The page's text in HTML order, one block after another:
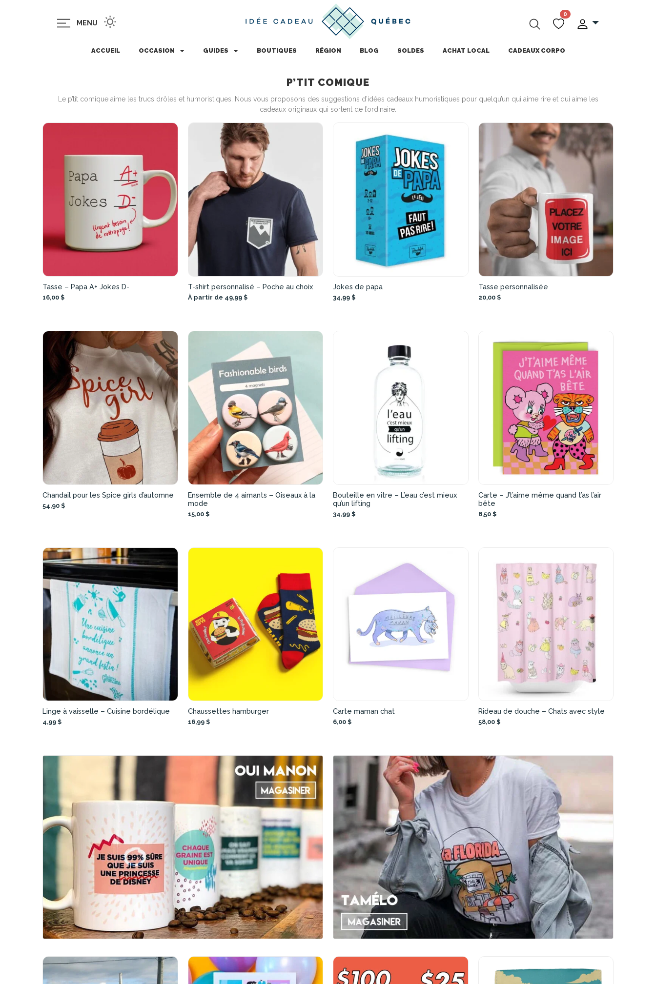
MENU
0
ACCUEIL OCCASION GUIDES BOUTIQUES RÉGION BLOG SOLDES ACHAT LOCAL CADEAUX CORPO
P’TIT COMIQUE
Le p’tit comique aime les trucs drôles et humoristiques. Nous vous proposons des suggestions d’idées cadeaux humoristiques pour quelqu’un qui aime rire et qui aime les
cadeaux originaux qui sortent de l’ordinaire.
Tasse – Papa A+ Jokes D-
16,00 $
T-shirt personnalisé – Poche au choix
À partir de 49,99 $
Jokes de papa
34,99 $
Tasse personnalisée
20,00 $
Chandail pour les Spice girls d’automne
54,90 $
Ensemble de 4 aimants – Oiseaux à la
mode
15,00 $
Bouteille en vitre – L’eau c’est mieux
qu’un lifting
34,99 $
Carte – J’t’aime même quand t’as l’air
bête
6,50 $
Linge à vaisselle – Cuisine bordélique
4,99 $
Chaussettes hamburger
16,99 $
Carte maman chat
6,00 $
Rideau de douche – Chats avec style
58,00 $